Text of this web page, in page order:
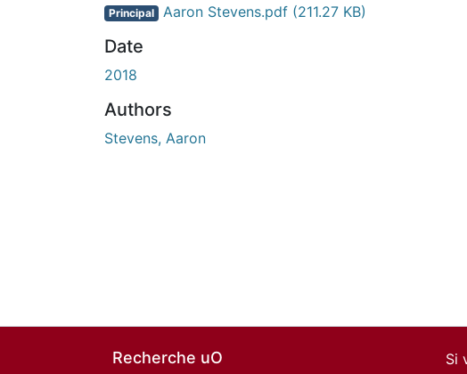
Principal Aaron Stevens.pdf (211.27 KB)
Date
2018
Authors
Stevens, Aaron
Recherche uO
Si